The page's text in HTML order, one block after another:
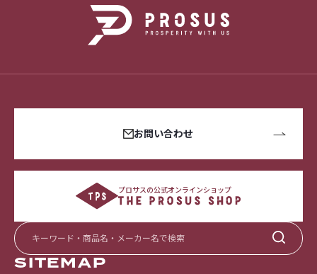
お問い合わせ
プロサスの公式オンラインショップ
SITEMAP